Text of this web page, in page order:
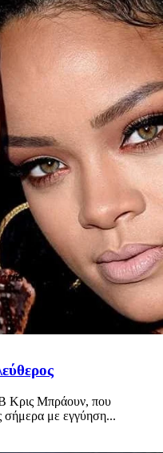
Κρις Μπράουν, που
σήμερα με εγγύηση...